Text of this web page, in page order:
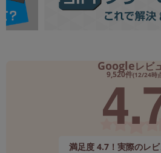
Googleレビ
9,520件(12/24時
満足度 4.7！実際のレ